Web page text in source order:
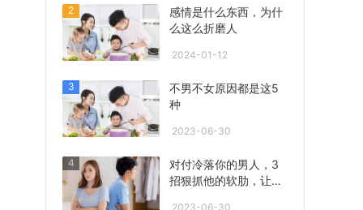
2
感情是什么东西，为什
么这么折磨人
2024-01-12
3
不男不女原因都是这5
种
2023-06-30
4
对付冷落你的男人，3
招狠抓他的软肋，让他
2023-06-30